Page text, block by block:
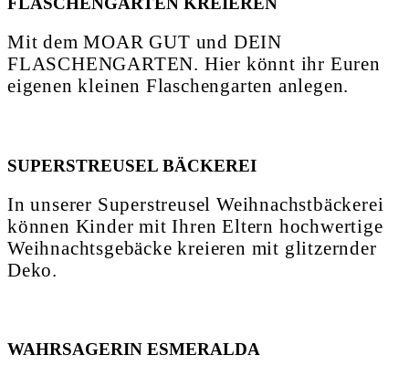
Mit dem MOAR GUT und DEIN
FLASCHENGARTEN. Hier könnt ihr Euren
eigenen kleinen Flaschengarten anlegen.
SUPERSTREUSEL BÄCKEREI
In unserer Superstreusel Weihnachstbäckerei
können Kinder mit Ihren Eltern hochwertige
Weihnachtsgebäcke kreieren mit glitzernder
Deko.
WAHRSAGERIN ESMERALDA